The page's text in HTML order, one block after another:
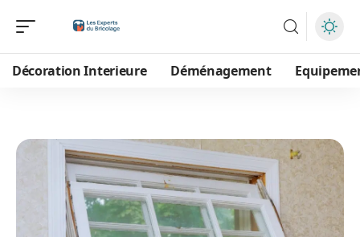
Décoration Interieure Déménagement